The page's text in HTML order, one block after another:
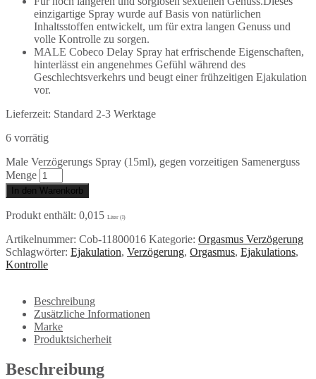
einzigartige Spray wurde auf Basis von natürlichen
Inhaltsstoffen entwickelt, um für extra langen Genuss und
volle Kontrolle zu sorgen.
MALE Cobeco Delay Spray hat erfrischende Eigenschaften,
hinterlässt ein angenehmes Gefühl während des
Geschlechtsverkehrs und beugt einer frühzeitigen Ejakulation
vor.
Lieferzeit: Standard 2-3 Werktage
6 vorrätig
Male Verzögerungs Spray (15ml), gegen vorzeitigen Samenerguss
Menge
In den Warenkorb
Produkt enthält: 0,015 Liter (l)
Artikelnummer: Cob-11800016 Kategorie: Orgasmus Verzögerung
Schlagwörter: Ejakulation, Verzögerung, Orgasmus, Ejakulations,
Kontrolle
Beschreibung
Zusätzliche Informationen
Marke
Produktsicherheit
Beschreibung